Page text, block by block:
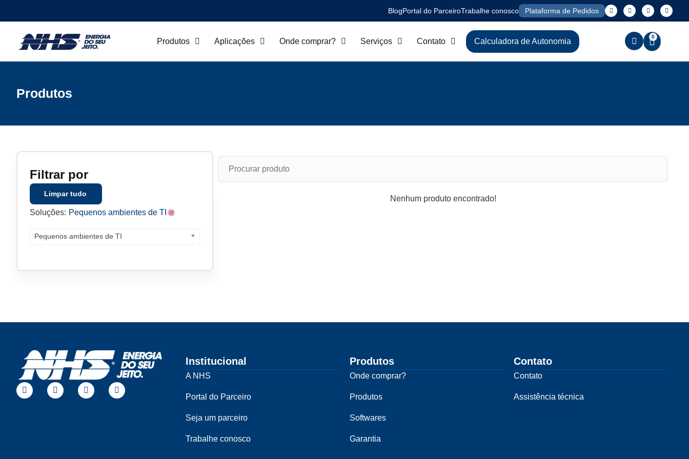
BlogPortal do ParceiroTrabalhe conosco Plataforma de Pedidos
Produtos Aplicações Onde comprar? Serviços Contato Calculadora de Autonomia
0
Produtos
Filtrar por
Limpar tudo
Soluções: Pequenos ambientes de TI
Pequenos ambientes de TI
Nenhum produto encontrado!
Institucional
A NHS
Portal do Parceiro
Seja um parceiro
Trabalhe conosco
Produtos
Onde comprar?
Produtos
Softwares
Garantia
Contato
Contato
Assistência técnica